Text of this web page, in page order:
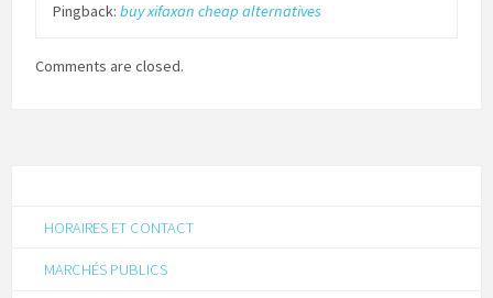
Pingback: buy xifaxan cheap alternatives
Comments are closed.
HORAIRES ET CONTACT
MARCHÉS PUBLICS